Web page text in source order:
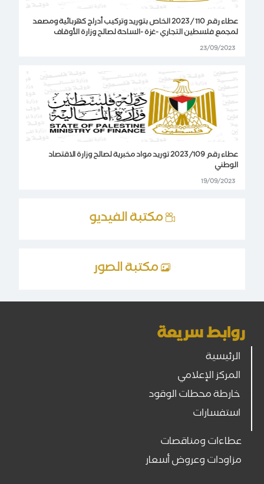
عطاء رقم 110 / 2023 الخاص بتوريد وتركيب أدراج كهربائية ومصعد
لمجمع فلسطين التجاري -غزة -الساحة لصالح وزارة الأوقاف
23/09/2023
عطاء رقم 109/ 2023 توريد مواد مخبرية لصالح وزارة الاقتصاد
الوطني
19/09/2023
مكتبة الفيديو
مكتبة الصور
روابط سريعة
الرئيسية
المركز الإعلامي
خارطة محطات الوقود
استفسارات
عطاءات ومناقصات
مزاودات وعروض أسعار